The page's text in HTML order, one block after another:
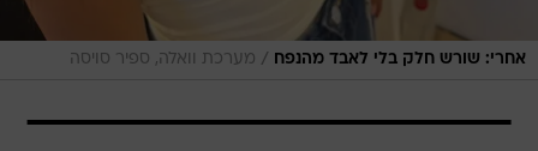
אחרי: שורש חלק בלי לאבד מהנפח / מערכת וואלה, ספיר סויסה